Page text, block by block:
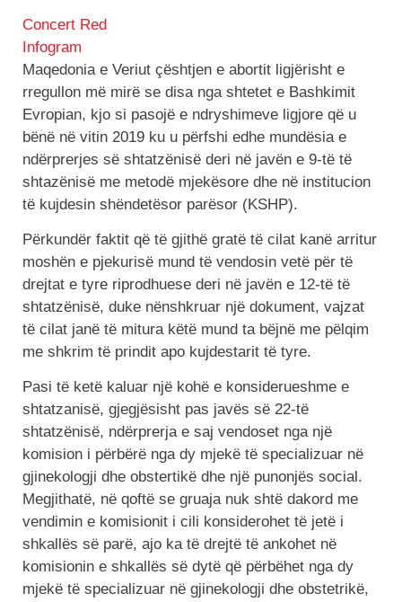
Concert Red
Infogram
Maqedonia e Veriut çështjen e abortit ligjërisht e
rregullon më mirë se disa nga shtetet e Bashkimit
Evropian, kjo si pasojë e ndryshimeve ligjore që u
bënë në vitin 2019 ku u përfshi edhe mundësia e
ndërprerjes së shtatzënisë deri në javën e 9-të të
shtazënisë me metodë mjekësore dhe në institucion
të kujdesin shëndetësor parësor (KSHP).
Përkundër faktit që të gjithë gratë të cilat kanë arritur
moshën e pjekurisë mund të vendosin vetë për të
drejtat e tyre riprodhuese deri në javën e 12-të të
shtatzënisë, duke nënshkruar një dokument, vajzat
të cilat janë të mitura këtë mund ta bëjnë me pëlqim
me shkrim të prindit apo kujdestarit të tyre.
Pasi të ketë kaluar një kohë e konsiderueshme e
shtatzanisë, gjegjësisht pas javës së 22-të
shtatzënisë, ndërprerja e saj vendoset nga një
komision i përbërë nga dy mjekë të specializuar në
gjinekologji dhe obstertikë dhe një punonjës social.
Megjithatë, në qoftë se gruaja nuk shtë dakord me
vendimin e komisionit i cili konsiderohet të jetë i
shkallës së parë, ajo ka të drejtë të ankohet në
komisionin e shkallës së dytë që përbëhet nga dy
mjekë të specializuar në gjinekologji dhe obstetrikë,